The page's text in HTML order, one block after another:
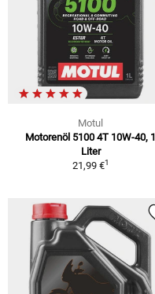
Motul
Motorenöl 5100 4T 10W-40, 1
Liter
21,99 €1